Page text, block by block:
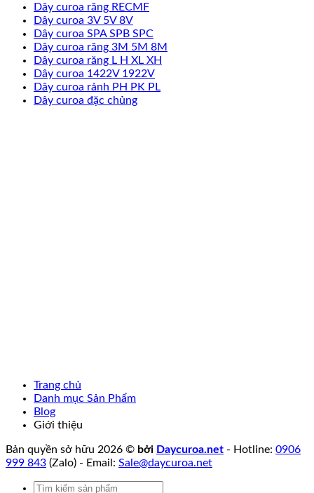
Dây curoa răng RECMF
Dây curoa 3V 5V 8V
Dây curoa SPA SPB SPC
Dây curoa răng 3M 5M 8M
Dây curoa răng L H XL XH
Dây curoa 1422V 1922V
Dây curoa rảnh PH PK PL
Dây curoa đặc chủng
Trang chủ
Danh mục Sản Phẩm
Blog
Giới thiệu
Bản quyền sở hữu 2026 © bởi Daycuroa.net - Hotline: 0906
999 843 (Zalo) - Email: Sale@daycuroa.net
Tìm